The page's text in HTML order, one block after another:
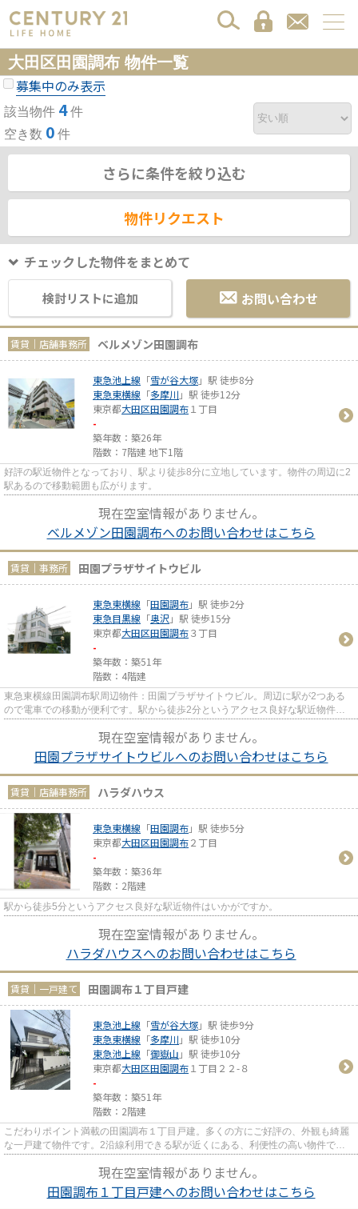
大田区田園調布 物件一覧
募集中のみ表示
該当物件 4件
空き数 0 件
さらに条件を絞り込む
物件リクエスト
チェックした物件をまとめて
検討リストに追加 お問い合わせ
賃貸｜店舗事務所 ベルメゾン田園調布
東急池上線 「雪が谷大塚」駅 徒歩8分
東急東横線 「多摩川 」駅 徒歩12分
東京都大田区田園調布１丁目
-
築年数：築26年
階数：7階建 地下1階
好評の駅近物件となっており、駅より徒歩8分に立地しています。物件の周辺に2
駅あるので移動範囲も広がります。
現在空室情報がありません。
ベルメゾン田園調布へのお問い合わせはこちら
賃貸｜事務所 田園プラザサイトウビル
東急東横線 「田園調布」駅 徒歩2分
東急目黒線 「奥沢 」駅 徒歩15分
東京都大田区田園調布３丁目
-
築年数：築51年
階数：4階建
東急東横線田園調布駅周辺物件：田園プラザサイトウビル。周辺に駅が2つある
ので電車での移動が便利です。駅から徒歩2分というアクセス良好な駅近物件は
現在空室情報がありません。
田園プラザサイトウビルへのお問い合わせはこちら
賃貸｜店舗事務所 ハラダハウス
東急東横線 「田園調布」駅 徒歩5分
東京都大田区田園調布２丁目
-
築年数：築36年
階数：2階建
駅から徒歩5分というアクセス良好な駅近物件はいかがですか。
現在空室情報がありません。
ハラダハウスへのお問い合わせはこちら
賃貸｜一戸建て 田園調布１丁目戸建
東急池上線 「雪が谷大塚」駅 徒歩9分
東急東横線 「多摩川 」駅 徒歩10分
東急池上線 「御嶽山 」駅 徒歩10分
東京都大田区田園調布１丁目２２-８
-
築年数：築51年
階数：2階建
こだわりポイント満載の田園調布１丁目戸建。多くの方にご好評の、外観も綺麗
な一戸建て物件です。2沿線利用できる駅が近くにある、利便性の高い物件で
現在空室情報がありません。
田園調布１丁目戸建へのお問い合わせはこちら